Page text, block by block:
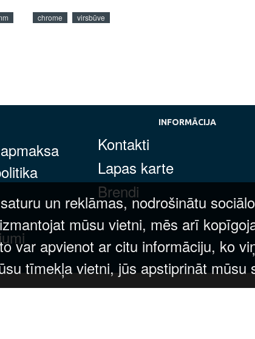
chrome virsbūve
INFORMĀCIJA
Kontakti
Lapas karte
Brendi
un reklāmas, nodrošinātu
mūsu vietni, mēs arī
var apvienot ar citu informāciju, ko
tīmekļa vietni, jūs apstiprināt mūsu